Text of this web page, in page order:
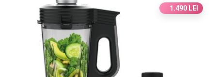
CARUCIOARE COPII
SCAUNE AUTO
SCOICI AUTO
1.490 LEI